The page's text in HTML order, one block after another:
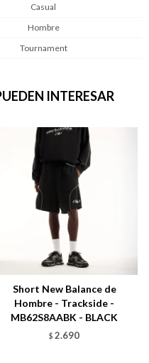
Casual
Hombre
Tournament
INTERESAR
Short New Balance de
Hombre - Trackside -
MB62S8AABK - BLACK
$ 2.690